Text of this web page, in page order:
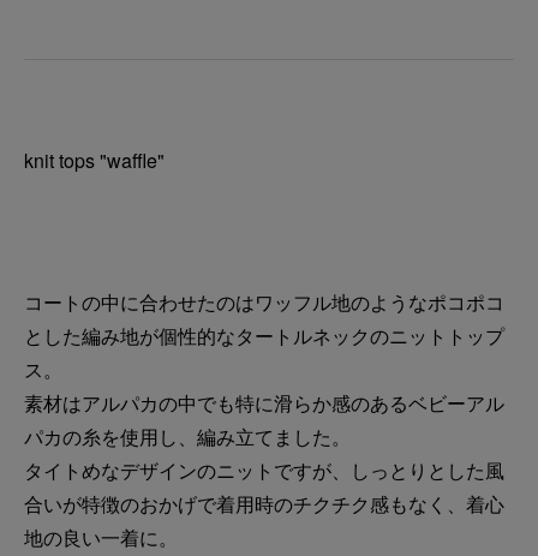
knit tops "waffle"
コートの中に合わせたのはワッフル地のようなポコポコ
とした編み地が個性的なタートルネックのニットトップ
ス。
素材はアルパカの中でも特に滑らか感のあるベビーアル
パカの糸を使用し、編み立てました。
タイトめなデザインのニットですが、しっとりとした風
合いが特徴のおかげで着用時のチクチク感もなく、着心
地の良い一着に。